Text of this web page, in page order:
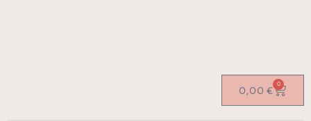
0,00 € 0